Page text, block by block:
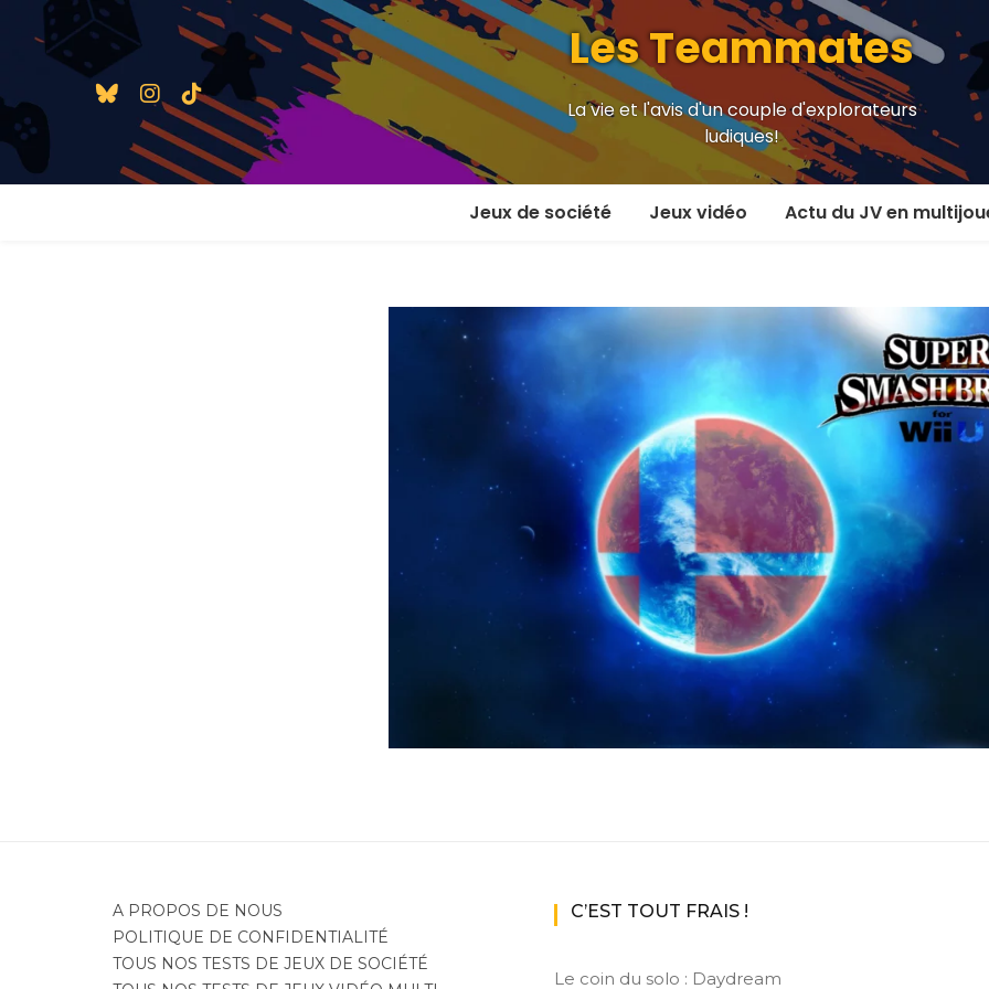
Les Teammates
La vie et l'avis d'un couple d'explorateurs
ludiques!
Jeux de société
2 joueurs
2 joueurs et plus
En versus
Jeux vidéo
En versus
Local en écran partagé
En ligne
MMORPG
Par plateforme
PC
PS4
Actu du JV en
A PROPOS DE NOUS
POLITIQUE DE CONFIDENTIALITÉ
TOUS NOS TESTS DE JEUX DE SOCIÉTÉ
C’EST TOUT FRAIS !
Le coin du solo : Daydream